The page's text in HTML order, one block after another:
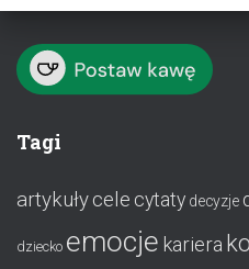
Tagi
artykułycele cytaty decyzje
dziecko emocje kariera